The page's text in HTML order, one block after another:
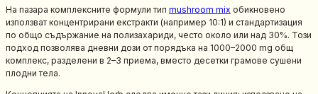
На пазара комплексните формули тип mushroom mix обикновено
използват концентрирани екстракти (например 10:1) и стандартизация
по общо съдържание на полизахариди, често около или над 30%. Този
подход позволява дневни дози от порядъка на 1000–2000 mg общ
комплекс, разделени в 2–3 приема, вместо десетки грамове сушени
плодни тела.